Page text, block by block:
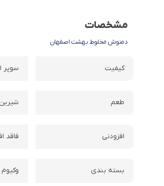
مشخصات
دمنوش مخلوط بهشت اصفهان
کیفیت سوپر
طعم شیرین
افزودنی فاقد
بسته بندی